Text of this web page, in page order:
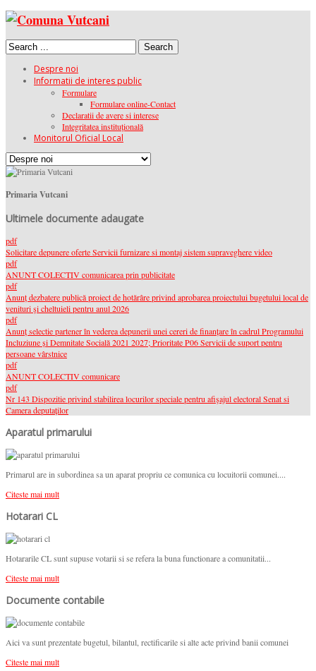
Search
Despre noi
Informatii de interes public
Formulare
Formulare online-Contact
Declaratii de avere si interese
Integritatea instituţională
Monitorul Oficial Local
Primaria Vutcani
Ultimele documente adaugate
pdf
Solicitare depunere oferte Servicii furnizare si montaj sistem supraveghere video
pdf
ANUNT COLECTIV comunicarea prin publicitate
pdf
Anunț dezbatere publică proiect de hotărâre privind aprobarea proiectului bugetului local de
venituri şi cheltuieli pentru anul 2026
pdf
Anunț selectie partener în vederea depunerii unei cereri de finanțare în cadrul Programului
Incluziune și Demnitate Socială 2021 2027; Prioritate P06 Servicii de suport pentru
persoane vârstnice
pdf
ANUNT COLECTIV comunicare
pdf
Nr 143 Dispozitie privind stabilirea locurilor speciale pentru afişajul electoral Senat si
Camera deputaților
Aparatul primarului
Primarul are in subordinea sa un aparat propriu ce comunica cu locuitorii comunei....
Citeste mai mult
Hotarari CL
Hotararile CL sunt supuse votarii si se refera la buna functionare a comunitatii...
Citeste mai mult
Documente contabile
Aici va sunt prezentate bugetul, bilantul, rectificarile si alte acte privind banii comunei
Citeste mai mult